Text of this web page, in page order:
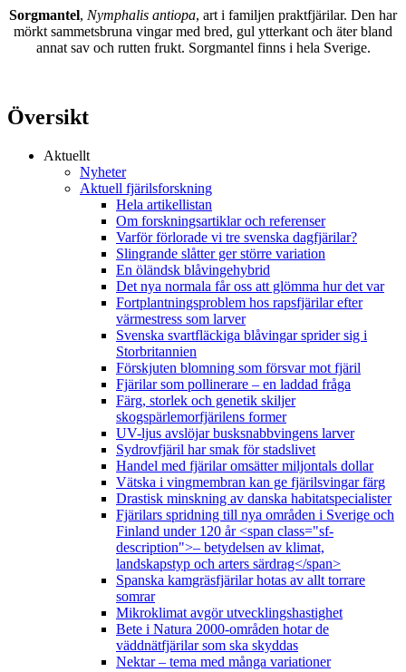
Sorgmantel, Nymphalis antiopa, art i familjen praktfjärilar. Den har
mörkt sammetsbruna vingar med bred, gul ytterkant och äter bland
annat sav och rutten frukt. Sorgmantel finns i hela Sverige.
Översikt
Aktuellt
Nyheter
Aktuell fjärilsforskning
Hela artikellistan
Om forskningsartiklar och referenser
Varför förlorade vi tre svenska dagfjärilar?
Slingrande slåtter ger större variation
En öländsk blåvingehybrid
Det nya normala får oss att glömma hur det var
Fortplantningsproblem hos rapsfjärilar efter
värmestress som larver
Svenska svartfläckiga blåvingar sprider sig i
Storbritannien
Förskjuten blomning som försvar mot fjäril
Fjärilar som pollinerare – en laddad fråga
Färg, storlek och genetik skiljer
skogspärlemorfjärilens former
UV-ljus avslöjar busksnabbvingens larver
Sydrovfjäril har smak för stadslivet
Handel med fjärilar omsätter miljontals dollar
Vätska i vingmembran kan ge fjärilsvingar färg
Drastisk minskning av danska habitatspecialister
Fjärilars spridning till nya områden i Sverige och
Finland under 120 år <span class="sf-
description">– betydelsen av klimat,
landskapstyp och arters särdrag</span>
Spanska kamgräsfjärilar hotas av allt torrare
somrar
Mikroklimat avgör utvecklingshastighet
Bete i Natura 2000-områden hotar de
väddnätfjärilar som ska skyddas
Nektar – tema med många variationer